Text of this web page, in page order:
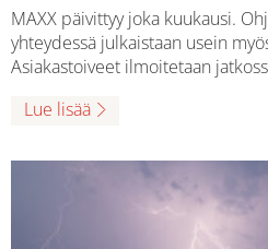
MAXX päivittyy joka kuukausi.
yhteydessä julkaistaan usein
Asiakastoiveet ilmoitetaan
Lue lisää